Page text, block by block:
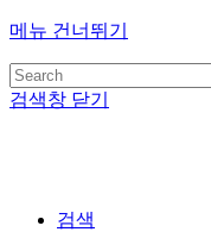
메뉴 건너뛰기
검색창 닫기
검색